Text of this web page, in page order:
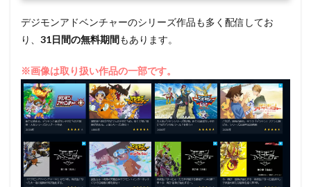
デジモンアドベンチャーのシリーズ作品も多く配信してお
り、 31日間の無料期間もあります。
※画像は取り扱い作品の一部です。